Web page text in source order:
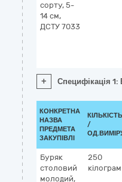
сорту, 5-
14 см,
ДСТУ 7033
+ Специфікація
КОНКРЕТНА
НАЗВА
ПРЕДМЕТА
ЗАКУПІВЛІ
КІЛЬКІСТЬ
/
Буряк
столовий
молодий,
250
кілограм